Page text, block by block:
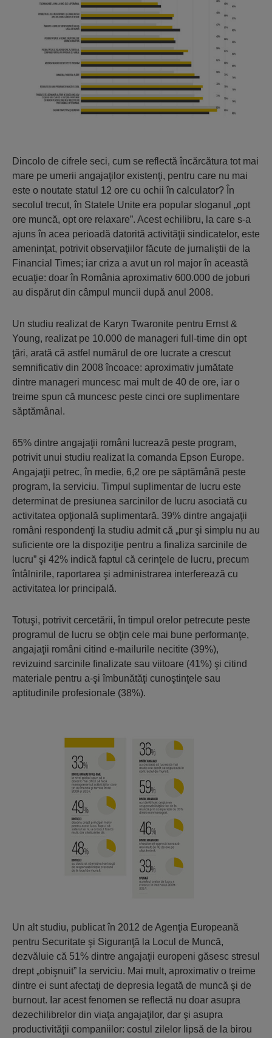
Dincolo de cifrele seci, cum se reflectă încărcătura tot mai
mare pe umerii angajaţilor existenţi, pentru care nu mai
este o noutate statul 12 ore cu ochii în calculator? În
secolul trecut, în Statele Unite era popular sloganul „opt
ore muncă, opt ore relaxare”. Acest echilibru, la care s-a
ajuns în acea perioadă datorită activităţii sindicatelor, este
ameninţat, potrivit observaţiilor făcute de jurnaliştii de la
Financial Times; iar criza a avut un rol major în această
ecuaţie: doar în România aproximativ 600.000 de joburi
au dispărut din câmpul muncii după anul 2008.
Un studiu realizat de Karyn Twaronite pentru Ernst &
Young, realizat pe 10.000 de manageri full-time din opt
ţări, arată că astfel numărul de ore lucrate a crescut
semnificativ din 2008 încoace: aproximativ jumătate
dintre manageri muncesc mai mult de 40 de ore, iar o
treime spun că muncesc peste cinci ore suplimentare
săptămânal.
65% dintre angajaţii români lucrează peste program,
potrivit unui studiu realizat la comanda Epson Europe.
Angajaţii petrec, în medie, 6,2 ore pe săptămână peste
program, la serviciu. Timpul suplimentar de lucru este
determinat de presiunea sarcinilor de lucru asociată cu
activitatea opţională suplimentară. 39% dintre angajaţii
români respondenţi la studiu admit că „pur şi simplu nu au
suficiente ore la dispoziţie pentru a finaliza sarcinile de
lucru” şi 42% indică faptul că cerinţele de lucru, precum
întâlnirile, raportarea şi administrarea interferează cu
activitatea lor principală.
Totuşi, potrivit cercetării, în timpul orelor petrecute peste
programul de lucru se obţin cele mai bune performanţe,
angajaţii români citind e-mailurile necitite (39%),
revizuind sarcinile finalizate sau viitoare (41%) şi citind
materiale pentru a-şi îmbunătăţi cunoştinţele sau
aptitudinile profesionale (38%).
Un alt studiu, publicat în 2012 de Agenţia Europeană
pentru Securitate şi Siguranţă la Locul de Muncă,
dezvăluie că 51% dintre angajaţii europeni găsesc stresul
drept „obişnuit” la serviciu. Mai mult, aproximativ o treime
dintre ei sunt afectaţi de depresia legată de muncă şi de
burnout. Iar acest fenomen se reflectă nu doar asupra
dezechilibrelor din viaţa angajaţilor, dar şi asupra
productivităţii companiilor: costul zilelor lipsă de la birou